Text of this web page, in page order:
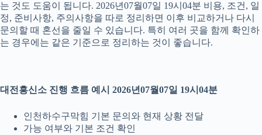
는 것도 도움이 됩니다. 2026년07월07일 19시04분 비용, 조건, 일
정, 준비사항, 주의사항을 따로 정리하면 이후 비교하거나 다시
문의할 때 혼선을 줄일 수 있습니다. 특히 여러 곳을 함께 확인하
는 경우에는 같은 기준으로 정리하는 것이 좋습니다.
대전흥신소 진행 흐름 예시 2026년07월07일 19시04분
인천하수구막힘 기본 문의와 현재 상황 전달
가능 여부와 기본 조건 확인